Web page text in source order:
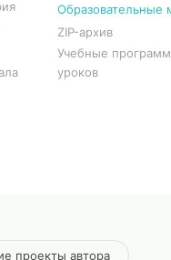
Образовательные
ZIP-архив
Учебные
уроков
проекты автора